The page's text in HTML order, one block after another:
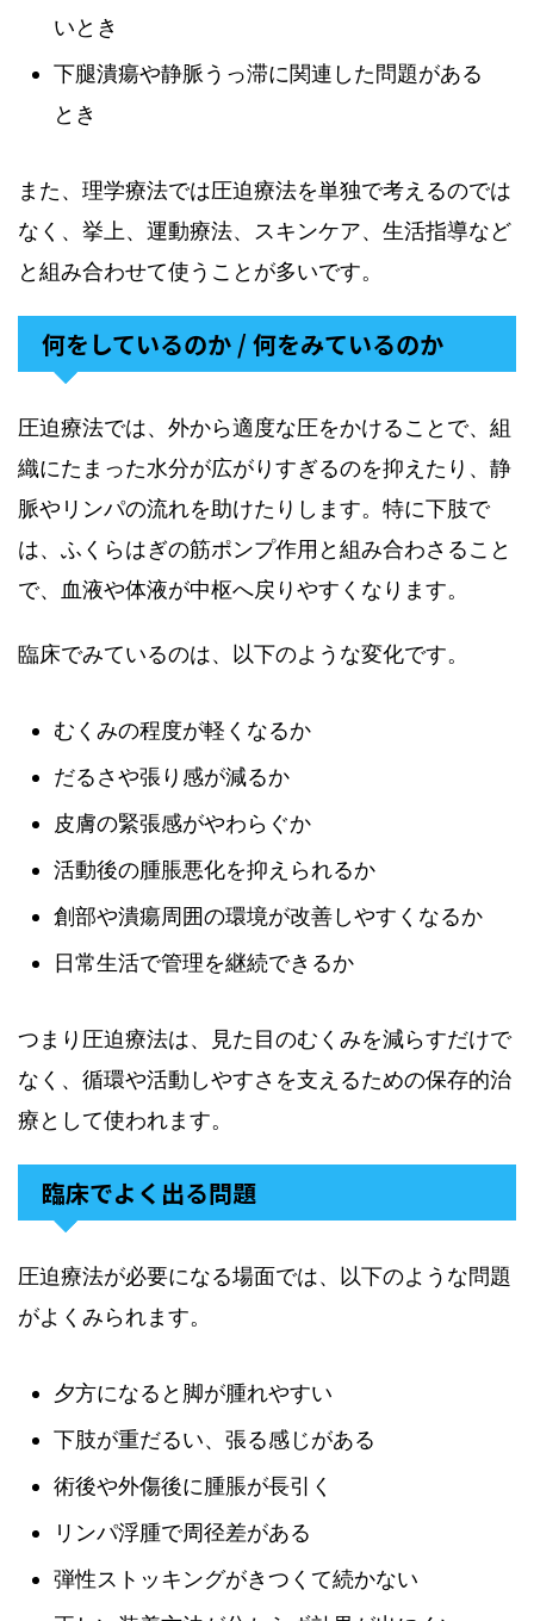
いとき
下腿潰瘍や静脈うっ滞に関連した問題がある
とき
また、理学療法では圧迫療法を単独で考えるのでは
なく、挙上、運動療法、スキンケア、生活指導など
と組み合わせて使うことが多いです。
何をしているのか / 何をみているのか
圧迫療法では、外から適度な圧をかけることで、組
織にたまった水分が広がりすぎるのを抑えたり、静
脈やリンパの流れを助けたりします。特に下肢で
は、ふくらはぎの筋ポンプ作用と組み合わさること
で、血液や体液が中枢へ戻りやすくなります。
臨床でみているのは、以下のような変化です。
むくみの程度が軽くなるか
だるさや張り感が減るか
皮膚の緊張感がやわらぐか
活動後の腫脹悪化を抑えられるか
創部や潰瘍周囲の環境が改善しやすくなるか
日常生活で管理を継続できるか
つまり圧迫療法は、見た目のむくみを減らすだけで
なく、循環や活動しやすさを支えるための保存的治
療として使われます。
臨床でよく出る問題
圧迫療法が必要になる場面では、以下のような問題
がよくみられます。
夕方になると脚が腫れやすい
下肢が重だるい、張る感じがある
術後や外傷後に腫脹が長引く
リンパ浮腫で周径差がある
弾性ストッキングがきつくて続かない